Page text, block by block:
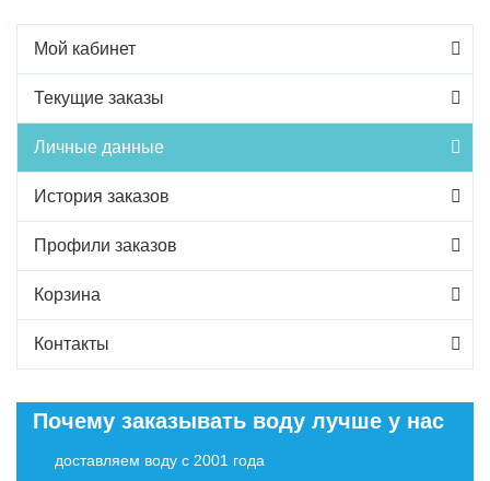
Мой кабинет
Текущие заказы
Личные данные
История заказов
Профили заказов
Корзина
Контакты
Почему заказывать воду лучше у нас
доставляем воду с 2001 года